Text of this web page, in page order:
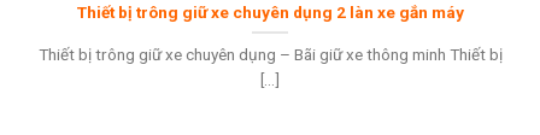
Thiết bị trông giữ xe chuyên dụng 2 làn xe gắn máy
Thiết bị trông giữ xe chuyên dụng – Bãi giữ xe thông minh Thiết bị
[...]